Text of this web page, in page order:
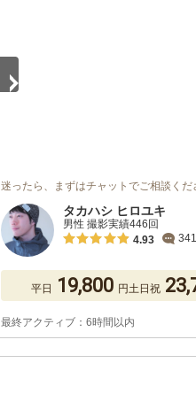
迷ったら、まずはチャットでご相談くだ
タカハシ ヒロユキ
男性 撮影実績446回
4.93
平日 19,800 円土日祝
最終アクティブ：6時間以内